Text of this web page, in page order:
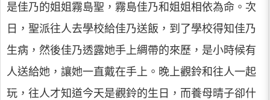
是佳乃的姐姐霧島聖，霧島佳乃和姐姐相依為命。次
日，聖派往人去學校給佳乃送飯，到了學校得知佳乃
生病，然後佳乃透露她手上綢帶的來歷，是小時候有
人送給她，讓她一直戴在手上。晚上觀鈴和往人一起
玩，往人才知道今天是觀鈴的生日，而養母晴子卻什